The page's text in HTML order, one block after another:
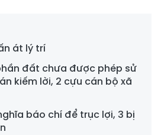
át lý trí
đất chưa được phép sử
kiếm lời, 2 cựu cán bộ xã
báo chí để trục lợi, 3 bị